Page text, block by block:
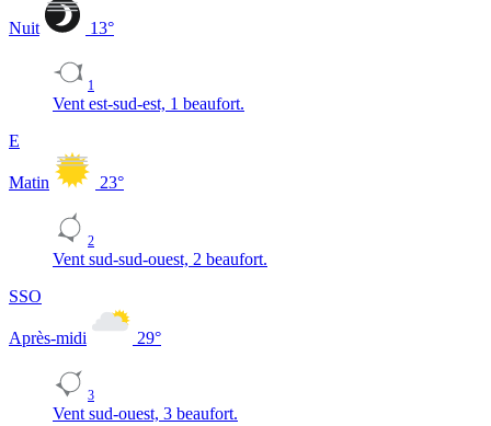
Nuit 13°
1
Vent est-sud-est, 1 beaufort.
E
Matin 23°
2
Vent sud-sud-ouest, 2 beaufort.
SSO
Après-midi 29°
3
Vent sud-ouest, 3 beaufort.